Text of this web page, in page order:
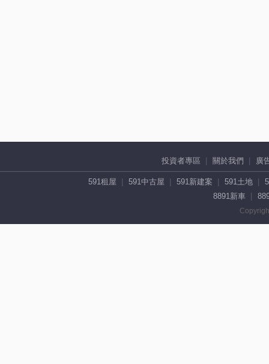
投資者專區 關於我們 廣
591租屋 591中古屋 591新建案 591土地
8891新車